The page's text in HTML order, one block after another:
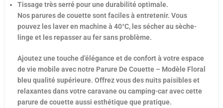
Tissage très serré pour une durabilité optimale.
Nos parures de couette sont faciles à entretenir. Vous
pouvez les laver en machine à 40°C, les sécher au sèche-
linge et les repasser au fer sans problème.
Ajoutez une touche d’élégance et de confort à votre espace
de vie mobile avec notre Parure De Couette – Modèle Floral
bleu qualité supérieure. Offrez vous des nuits paisibles et
relaxantes dans votre caravane ou camping-car avec cette
parure de couette aussi esthétique que pratique.